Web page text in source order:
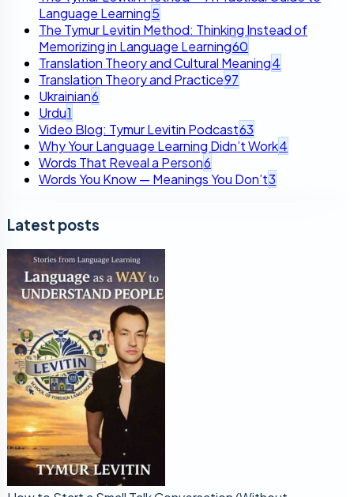
Language Learning5
The Tymur Levitin Method: Thinking Instead of
Memorizing in Language Learning60
Translation Theory and Cultural Meaning4
Translation Theory and Practice97
Ukrainian6
Urdu1
Video Blog: Tymur Levitin Podcast63
Why Your Language Learning Didn’t Work4
Words That Reveal a Person6
Words You Know — Meanings You Don’t3
Latest posts